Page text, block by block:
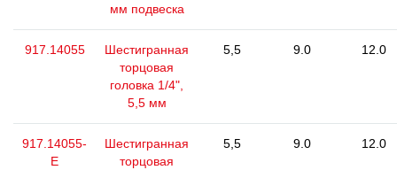
мм подвеска
917.14055
Шестигранная
торцовая
головка 1/4",
5,5 мм
5,5 9.0 12.0
917.14055-
E
Шестигранная
торцовая
5,5 9.0 12.0